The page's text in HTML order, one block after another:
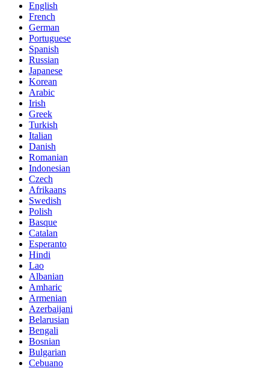
English
French
German
Portuguese
Spanish
Russian
Japanese
Korean
Arabic
Irish
Greek
Turkish
Italian
Danish
Romanian
Indonesian
Czech
Afrikaans
Swedish
Polish
Basque
Catalan
Esperanto
Hindi
Lao
Albanian
Amharic
Armenian
Azerbaijani
Belarusian
Bengali
Bosnian
Bulgarian
Cebuano